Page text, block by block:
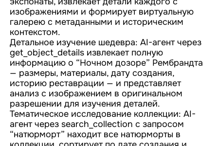
изображениями и формирует виртуальную
галерею с метаданными и историческим
контекстом.
Детальное изучение шедевра: AI-агент через
get_object_details извлекает полную
информацию о “Ночном дозоре” Рембрандта
— размеры, материалы, дату создания,
историю реставрации — и представляет
анализ с изображением в оригинальном
разрешении для изучения деталей.
Тематическое исследование коллекции: AI-
агент через search_collection с запросом
“натюрморт” находит все натюрморты в